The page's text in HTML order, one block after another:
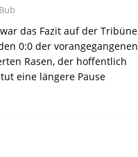
war das Fazit auf der Tribüne
0:0 der vorangegangenen
Rasen, der hoffentlich
eine längere Pause